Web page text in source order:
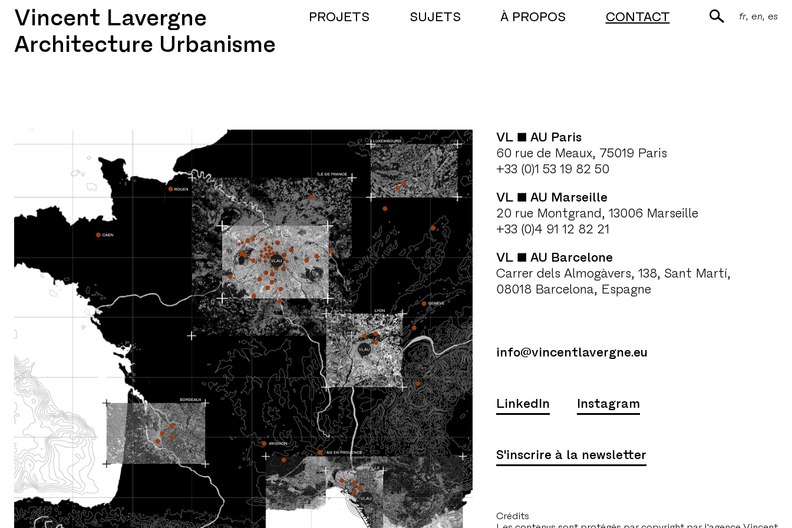
Vincent Lavergne
Architecture Urbanisme
PROJETS SUJETS À PROPOS CONTACT fr en es
VL ■ AU Paris
60 rue de Meaux, 75019 Paris
+33 (0)1 53 19 82 50
VL ■ AU Marseille
20 rue Montgrand, 13006 Marseille
+33 (0)4 91 12 82 21
VL ■ AU Barcelone
Carrer dels Almogàvers, 138, Sant Martí,
08018 Barcelona, Espagne
info@vincentlavergne.eu
LinkedIn Instagram
S'inscrire à la newsletter
Crédits